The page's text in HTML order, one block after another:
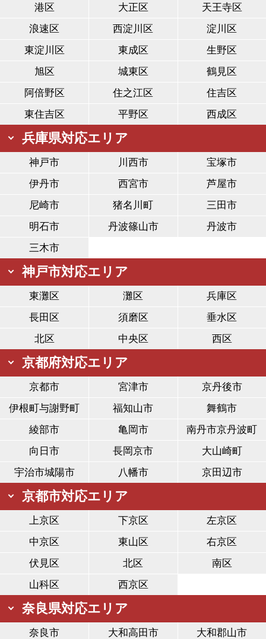
港区
大正区
天王寺区
浪速区
西淀川区
淀川区
東淀川区
東成区
生野区
旭区
城東区
鶴見区
阿倍野区
住之江区
住吉区
東住吉区
平野区 西成区
兵庫県対応エリア
神戸市 川西市
宝塚市
伊丹市
西宮市
芦屋市
尼崎市
猪名川町
三田市
明石市
丹波篠山市
丹波市
三木市
神戸市対応エリア
東灘区 灘区
兵庫区
長田区
須磨区
垂水区
北区
中央区 西区
京都府対応エリア
京都市 宮津市
京丹後市
伊根町与謝野町
福知山市
舞鶴市
綾部市
亀岡市
南丹市京丹波町
向日市
長岡京市
大山崎町
宇治市城陽市
八幡市 京田辺市
京都市対応エリア
上京区 下京区
左京区
中京区
東山区
右京区
伏見区
北区
南区
山科区
西京区
奈良県対応エリア
奈良市 大和高田市 大和郡山市